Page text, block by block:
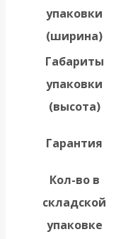
упаковки
(ширина)
Габариты
упаковки
(высота)
Гарантия
Кол-во в
складской
упаковке